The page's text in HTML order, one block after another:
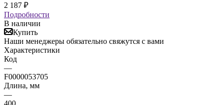
2 187 ₽
Подробности
В наличии
Купить
Наши менеджеры обязательно свяжутся с вами
Характеристики
Код
—
F0000053705
Длина, мм
—
400